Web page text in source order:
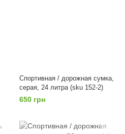
Спортивная / дорожная сумка,
серая, 24 литра (sku 152-2)
650 грн